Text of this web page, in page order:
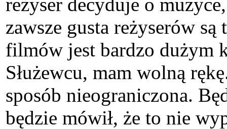
zawsze gusta reżyserów
filmów jest bardzo dużym
Służewcu, mam wolną
sposób nieograniczona.
będzie mówił, że to nie